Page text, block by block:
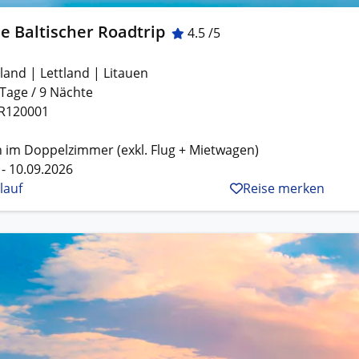
Baltischer Roadtrip 4.5 /5
| Lettland | Litauen
/ 9 Nächte
im Doppelzimmer (exkl. Flug + Mietwagen)
10.09.2026
Reise merken